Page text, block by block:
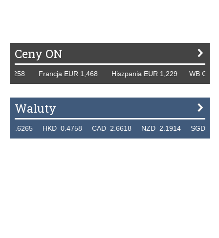
Ceny ON
Francja EUR 1,468 Hiszpania EUR 1,229 WB GBP
Waluty
HKD 0.4758 CAD 2.6618 NZD 2.1914 SGD